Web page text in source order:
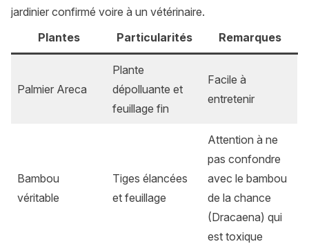
jardinier confirmé voire à un vétérinaire.
Plantes
Particularités Remarques
Palmier Areca
Plante
dépolluante et
feuillage fin
Facile à
entretenir
Bambou
véritable
Tiges élancées
et feuillage
Attention à ne
pas confondre
avec le bambou
de la chance
(Dracaena) qui
est toxique